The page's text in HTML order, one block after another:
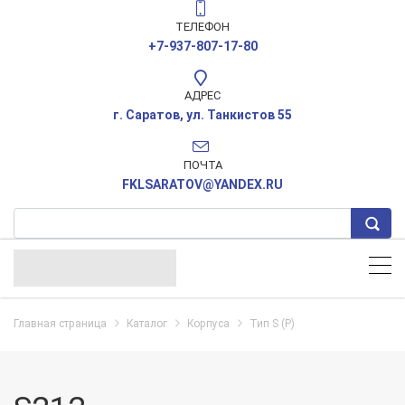
ТЕЛЕФОН
+7-937-807-17-80
АДРЕС
г. Саратов, ул. Танкистов 55
ПОЧТА
FKLSARATOV@YANDEX.RU
Главная страница Каталог Корпуса Тип S (P)